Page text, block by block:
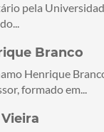
pela
Branco
Henrique
formado em...